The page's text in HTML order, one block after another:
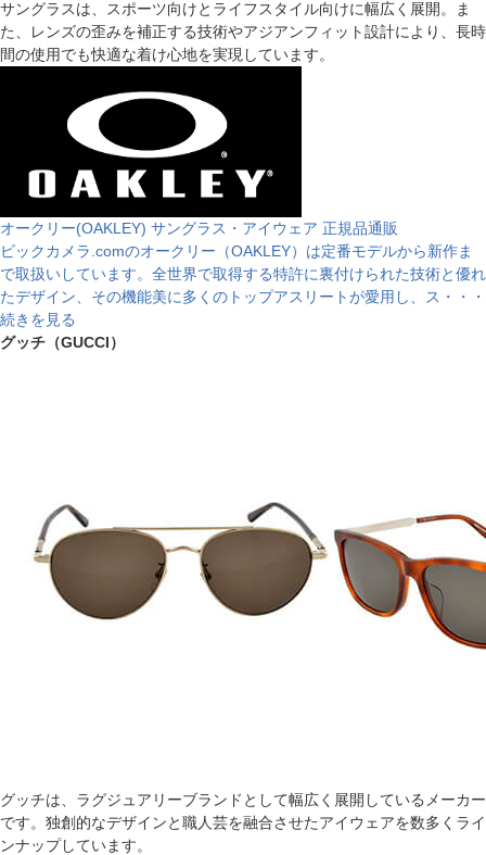
サングラスは、スポーツ向けとライフスタイル向けに幅広く展開。ま
た、レンズの歪みを補正する技術やアジアンフィット設計により、長時
間の使用でも快適な着け心地を実現しています。
オークリー(OAKLEY) サングラス・アイウェア 正規品通販
ビックカメラ.comのオークリー（OAKLEY）は定番モデルから新作ま
で取扱いしています。全世界で取得する特許に裏付けられた技術と優れ
たデザイン、その機能美に多くのトップアスリートが愛用し、ス・・・
続きを見る
グッチ（GUCCI）
グッチは、ラグジュアリーブランドとして幅広く展開しているメーカー
です。独創的なデザインと職人芸を融合させたアイウェアを数多くライ
ンナップしています。